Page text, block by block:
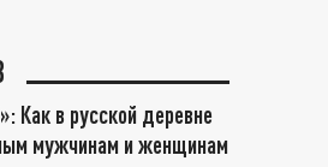
Как в русской деревне
мужчинам и женщинам